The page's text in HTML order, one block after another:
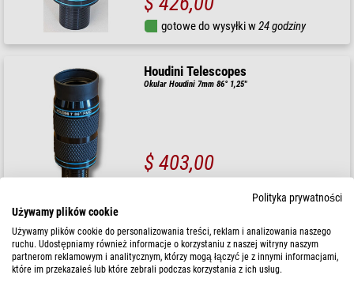
gotowe do wysyłki w24 godziny
Houdini Telescopes
Okular Houdini 7mm 86° 1,25"
$ 403,00
Houdini Telescopes
Okular Houdini 9mm 86° 1,25"
Polityka prywatności
Używamy plików cookie
Używamy plików cookie do personalizowania treści, reklam i analizowania naszego
ruchu. Udostępniamy również informacje o korzystaniu z naszej witryny naszym
partnerom reklamowym i analitycznym, którzy mogą łączyć je z innymi informacjami,
które im przekazałeś lub które zebrali podczas korzystania z ich usług.